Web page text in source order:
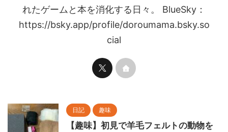
れたゲームと本を消化する日々。 BlueSky：
https://bsky.app/profile/doroumama.bsky.so
cial
日記 趣味
【趣味】初見で羊毛フェルトの動物を